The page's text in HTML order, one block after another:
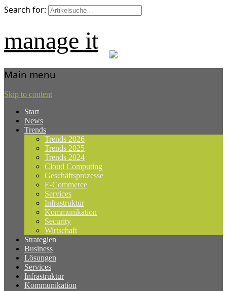
Search for:
manage it
Main menu
Skip to content
Start
News
Trends
Trends 2026
Trends 2025
Trends 2024
Cloud Computing
Geschäftsprozesse
E-Commerce
Services
Infrastruktur
Kommunikation
Security
Wirtschaft
Strategien
Business
Lösungen
Services
Infrastruktur
Kommunikation